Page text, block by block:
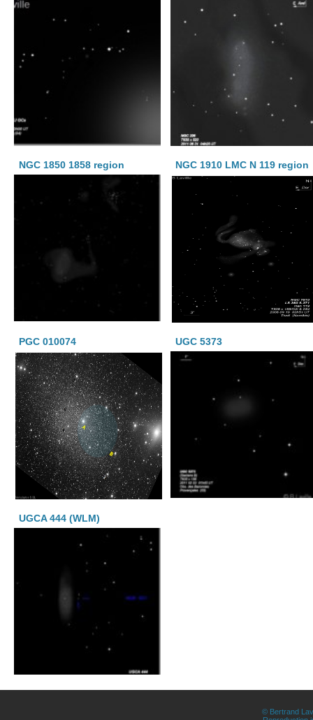
NGC 1850 1858 region NGC 1910 LMC N 119 region
PGC 010074 UGC 5373
UGCA 444 (WLM)
© Bertrand